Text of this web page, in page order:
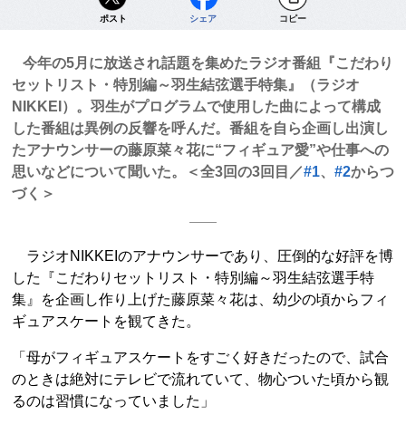
ポスト シェア コピー
今年の5月に放送され話題を集めたラジオ番組『こだわり
セットリスト・特別編～羽生結弦選手特集』（ラジオ
NIKKEI）。羽生がプログラムで使用した曲によって構成
した番組は異例の反響を呼んだ。番組を自ら企画し出演し
たアナウンサーの藤原菜々花に“フィギュア愛”や仕事への
思いなどについて聞いた。＜全3回の3回目／#1、 #2からつ
づく＞
ラジオNIKKEIのアナウンサーであり、圧倒的な好評を博
した『こだわりセットリスト・特別編～羽生結弦選手特
集』を企画し作り上げた藤原菜々花は、幼少の頃からフィ
ギュアスケートを観てきた。
「母がフィギュアスケートをすごく好きだったので、試合
のときは絶対にテレビで流れていて、物心ついた頃から観
るのは習慣になっていました」